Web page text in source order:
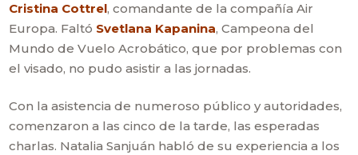
Cristina Cottrel, comandante de la compañía Air
Europa. Faltó Svetlana Kapanina, Campeona del
Mundo de Vuelo Acrobático, que por problemas con
el visado, no pudo asistir a las jornadas.
Con la asistencia de numeroso público y autoridades,
comenzaron a las cinco de la tarde, las esperadas
charlas. Natalia Sanjuán habló de su experiencia a los